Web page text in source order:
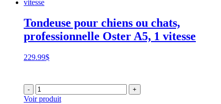
Tondeuse pour chiens ou chats,
professionnelle Oster A5, 1 vitesse
229.99$
- +
Voir produit